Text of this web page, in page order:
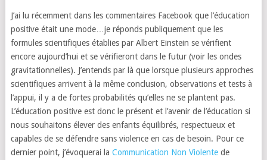
J’ai lu récemment dans les commentaires Facebook que l’éducation
positive était une mode…je réponds publiquement que les
formules scientifiques établies par Albert Einstein se vérifient
encore aujourd’hui et se vérifieront dans le futur (voir les ondes
gravitationnelles). J’entends par là que lorsque plusieurs approches
scientifiques arrivent à la même conclusion, observations et tests à
l’appui, il y a de fortes probabilités qu’elles ne se plantent pas.
L’éducation positive est donc le présent et l’avenir de l’éducation si
nous souhaitons élever des enfants équilibrés, respectueux et
capables de se défendre sans violence en cas de besoin. Pour ce
dernier point, j’évoquerai la Communication Non Violentede